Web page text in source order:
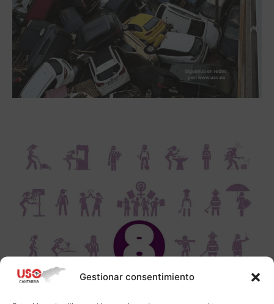
Gestionar consentimiento